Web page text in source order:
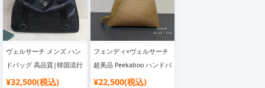
ヴェルサーチ メンズ ハン
ドバッグ 高品質|韓国流行
り ブランドバッグ
¥32,500(税込)
フェンディ×ヴェルサーチ
超美品 Peekaboo ハンドバ
ッグ|スーパーコピー 優良
¥22,500(税込)